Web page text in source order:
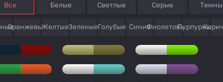
Все Белые Светлые Серые
ОранжевыеЖелтыеЗеленыеГолубые СиниеФиолетовыеПурпурные